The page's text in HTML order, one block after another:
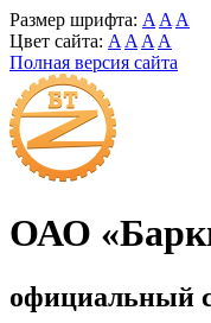
Размер шрифта: A A A
Цвет сайта: A A A A
Полная версия сайта
ОАО
официальный